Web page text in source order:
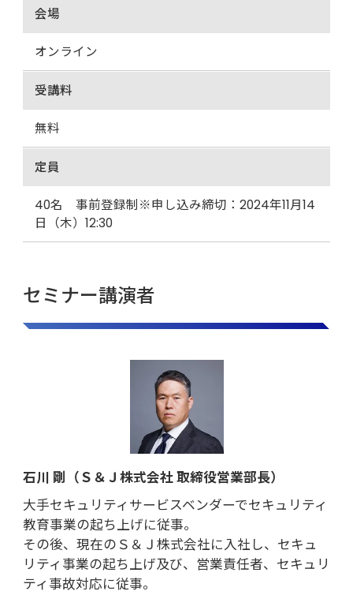
会場
オンライン
受講料
無料
定員
40名 事前登録制※申し込み締切：2024年11月14
日（木）12:30
セミナー講演者
石川 剛（Ｓ＆Ｊ株式会社 取締役営業部長）
大手セキュリティサービスベンダーでセキュリティ
教育事業の起ち上げに従事。
その後、現在のＳ＆Ｊ株式会社に入社し、セキュ
リティ事業の起ち上げ及び、営業責任者、セキュリ
ティ事故対応に従事。